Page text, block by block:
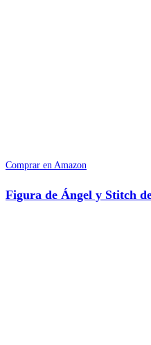
Comprar en Amazon
Figura de Ángel y Stitch